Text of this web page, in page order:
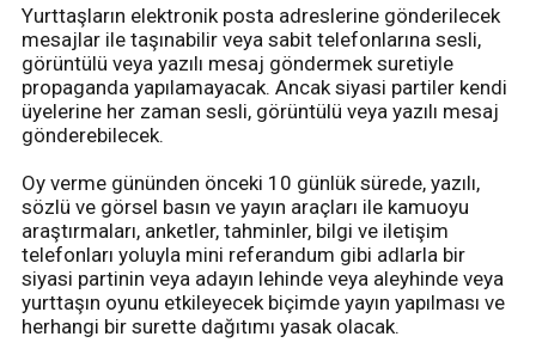
Yurttaşların elektronik posta adreslerine gönderilecek
mesajlar ile taşınabilir veya sabit telefonlarına sesli,
görüntülü veya yazılı mesaj göndermek suretiyle
propaganda yapılamayacak. Ancak siyasi partiler kendi
üyelerine her zaman sesli, görüntülü veya yazılı mesaj
gönderebilecek.
Oy verme gününden önceki 10 günlük sürede, yazılı,
sözlü ve görsel basın ve yayın araçları ile kamuoyu
araştırmaları, anketler, tahminler, bilgi ve iletişim
telefonları yoluyla mini referandum gibi adlarla bir
siyasi partinin veya adayın lehinde veya aleyhinde veya
yurttaşın oyunu etkileyecek biçimde yayın yapılması ve
herhangi bir surette dağıtımı yasak olacak.